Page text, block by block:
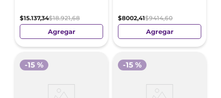
$15.137,34$18.921,68
Agregar
$8002,41$9414,60
Agregar
-15 % -15 %